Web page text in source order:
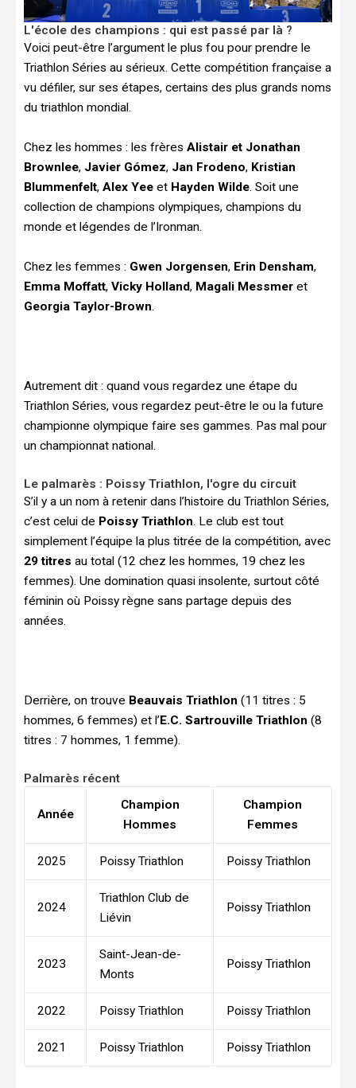
L'école des champions : qui est passé par là ?
Voici peut-être l’argument le plus fou pour prendre le
Triathlon Séries au sérieux. Cette compétition française a
vu défiler, sur ses étapes, certains des plus grands noms
du triathlon mondial.
Chez les hommes : les frères Alistair et Jonathan
Brownlee, Javier Gómez, Jan Frodeno, Kristian
Blummenfelt, Alex Yee et Hayden Wilde. Soit une
collection de champions olympiques, champions du
monde et légendes de l’Ironman.
Chez les femmes : Gwen Jorgensen, Erin Densham,
Emma Moffatt, Vicky Holland, Magali Messmer et
Georgia Taylor-Brown.
Autrement dit : quand vous regardez une étape du
Triathlon Séries, vous regardez peut-être le ou la future
championne olympique faire ses gammes. Pas mal pour
un championnat national.
Le palmarès : Poissy Triathlon, l'ogre du circuit
S’il y a un nom à retenir dans l’histoire du Triathlon Séries,
c’est celui de Poissy Triathlon. Le club est tout
simplement l’équipe la plus titrée de la compétition, avec
29 titres au total (12 chez les hommes, 19 chez les
femmes). Une domination quasi insolente, surtout côté
féminin où Poissy règne sans partage depuis des
années.
Derrière, on trouve Beauvais Triathlon (11 titres : 5
hommes, 6 femmes) et l’E.C. Sartrouville Triathlon (8
titres : 7 hommes, 1 femme).
Palmarès récent
Année
Champion
Hommes
Champion
Femmes
2025 Poissy Triathlon Poissy Triathlon
2024
Triathlon Club de
Liévin
Poissy Triathlon
2023
Saint-Jean-de-
Monts
Poissy Triathlon
2022 Poissy Triathlon Poissy Triathlon
2021 Poissy Triathlon Poissy Triathlon